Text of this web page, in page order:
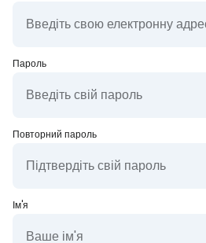
Пароль
Повторний пароль
Ім'я